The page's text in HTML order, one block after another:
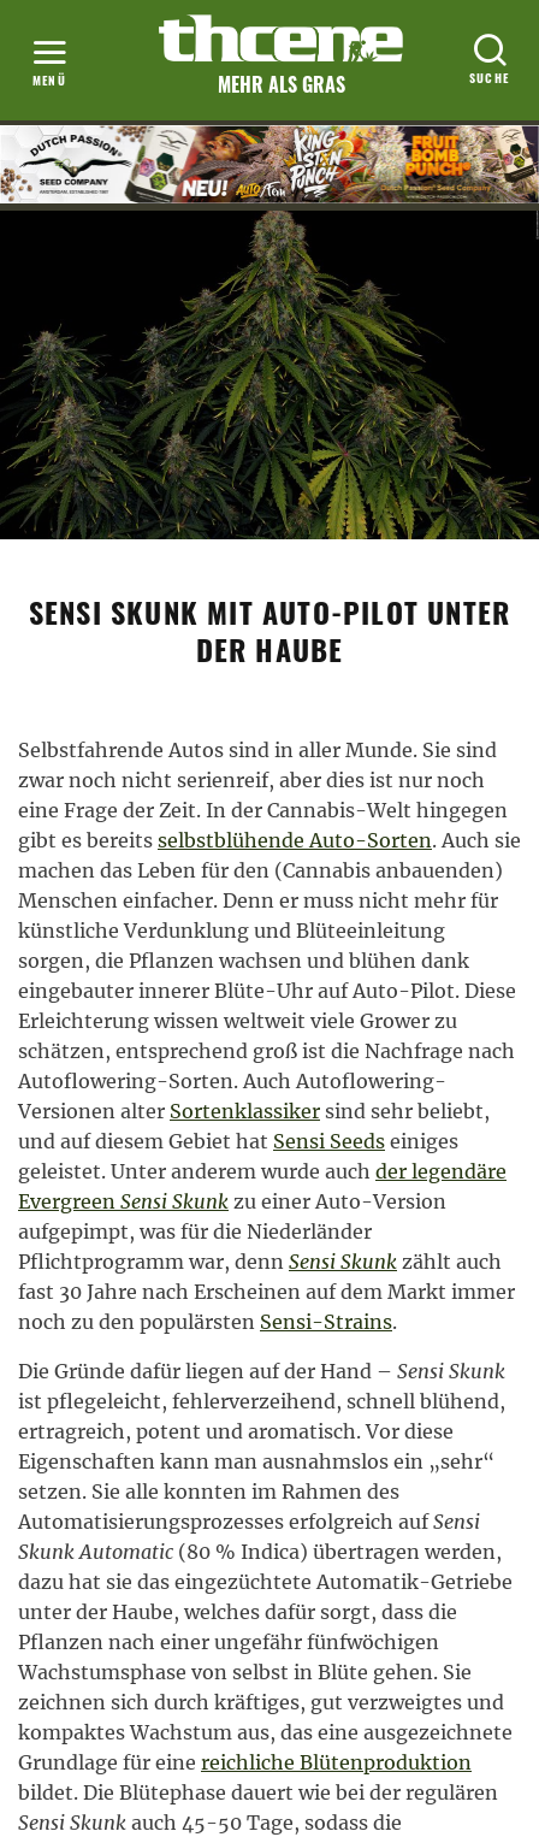
MEHR ALS GRAS
SENSI SKUNK MIT AUTO-PILOT UNTER
DER HAUBE
Selbstfahrende Autos sind in aller Munde. Sie sind
zwar noch nicht serienreif, aber dies ist nur noch
eine Frage der Zeit. In der Cannabis-Welt hingegen
gibt es bereits selbstblühende Auto-Sorten. Auch sie
machen das Leben für den (Cannabis anbauenden)
Menschen einfacher. Denn er muss nicht mehr für
künstliche Verdunklung und Blüteeinleitung
sorgen, die Pflanzen wachsen und blühen dank
eingebauter innerer Blüte-Uhr auf Auto-Pilot. Diese
Erleichterung wissen weltweit viele Grower zu
schätzen, entsprechend groß ist die Nachfrage nach
Autoflowering-Sorten. Auch Autoflowering-
Versionen alter Sortenklassiker sind sehr beliebt,
und auf diesem Gebiet hat Sensi Seeds einiges
geleistet. Unter anderem wurde auch der legendäre
Evergreen Sensi Skunk zu einer Auto-Version
aufgepimpt, was für die Niederländer
Pflichtprogramm war, denn Sensi Skunk zählt auch
fast 30 Jahre nach Erscheinen auf dem Markt immer
noch zu den populärsten Sensi-Strains.
Die Gründe dafür liegen auf der Hand – Sensi Skunk
ist pflegeleicht, fehlerverzeihend, schnell blühend,
ertragreich, potent und aromatisch. Vor diese
Eigenschaften kann man ausnahmslos ein „sehr“
setzen. Sie alle konnten im Rahmen des
Automatisierungsprozesses erfolgreich aufSensi
Skunk Automatic (80 % Indica) übertragen werden,
dazu hat sie das eingezüchtete Automatik-Getriebe
unter der Haube, welches dafür sorgt, dass die
Pflanzen nach einer ungefähr fünfwöchigen
Wachstumsphase von selbst in Blüte gehen. Sie
zeichnen sich durch kräftiges, gut verzweigtes und
kompaktes Wachstum aus, das eine ausgezeichnete
Grundlage für eine reichliche Blütenproduktion
bildet. Die Blütephase dauert wie bei der regulären
Sensi Skunk auch 45-50 Tage, sodass die